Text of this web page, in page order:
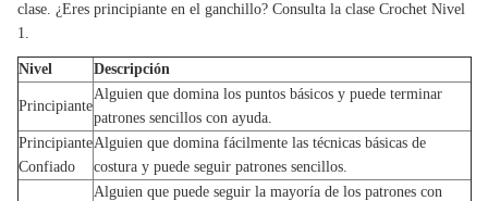
clase. ¿Eres principiante en el ganchillo? Consulta la clase Crochet Nivel
1.
Nivel Descripción
Principiante
Alguien que domina los puntos básicos y puede terminar
patrones sencillos con ayuda.
Principiante
Confiado
Alguien que domina fácilmente las técnicas básicas de
costura y puede seguir patrones sencillos.
Alguien que puede seguir la mayoría de los patrones con